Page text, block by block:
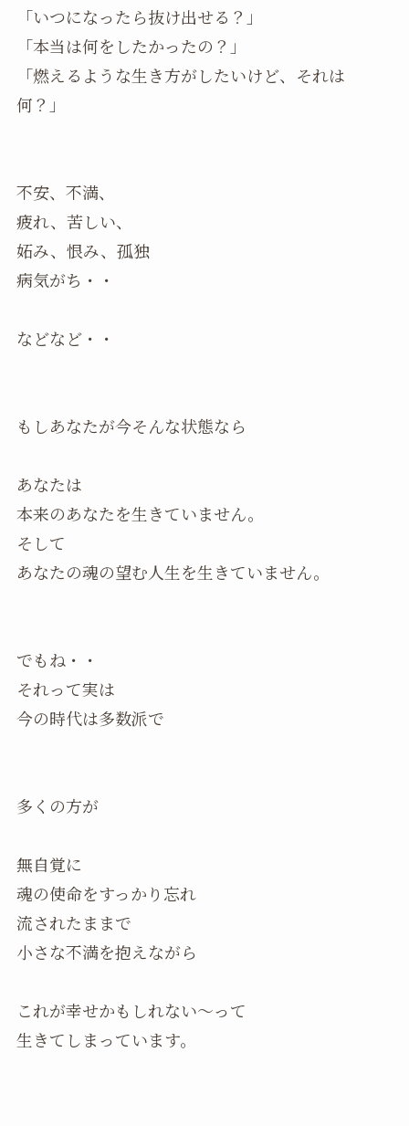
「いつになったら抜け出せる？」
「本当は何をしたかったの？」
「燃えるような生き方がしたいけど、それは
何？」
不安、不満、
疲れ、苦しい、
妬み、恨み、孤独
病気がち・・
などなど・・
もしあなたが今そんな状態なら
あなたは
本来のあなたを生きていません。
そして
あなたの魂の望む人生を生きていません。
でもね・・
それって実は
今の時代は多数派で
多くの方が
無自覚に
魂の使命をすっかり忘れ
流されたままで
小さな不満を抱えながら
これが幸せかもしれない〜って
生きてしまっています。